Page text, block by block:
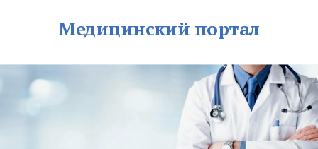
Медицинский портал